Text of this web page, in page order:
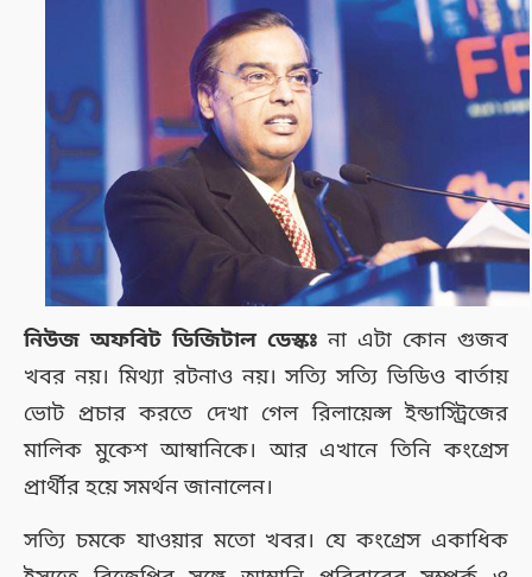
নিউজ অফবিট ডিজিটাল ডেস্কঃ না এটা কোন গুজব
খবর নয়। মিথ্যা রটনাও নয়। সত্যি সত্যি ভিডিও বার্তায়
ভোট প্রচার করতে দেখা গেল রিলায়েন্স ইন্ডাস্ট্রিজের
মালিক মুকেশ আম্বানিকে। আর এখানে তিনি কংগ্রেস
প্রার্থীর হয়ে সমর্থন জানালেন।
সত্যি চমকে যাওয়ার মতো খবর। যে কংগ্রেস একাধিক